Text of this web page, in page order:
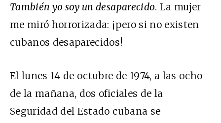
También yo soy un desaparecido. La mujer
me miró horrorizada: ¡pero si no existen
cubanos desaparecidos!
El lunes 14 de octubre de 1974, a las ocho
de la mañana, dos oficiales de la
Seguridad del Estado cubana se